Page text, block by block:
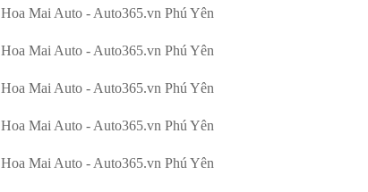
Hoa Mai Auto - Auto365.vn Phú Yên
Hoa Mai Auto - Auto365.vn Phú Yên
Hoa Mai Auto - Auto365.vn Phú Yên
Hoa Mai Auto - Auto365.vn Phú Yên
Hoa Mai Auto - Auto365.vn Phú Yên